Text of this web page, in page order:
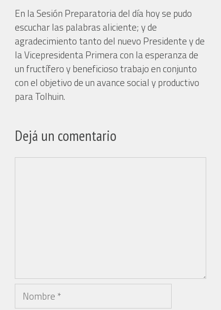
En la Sesión Preparatoria del día hoy se pudo
escuchar las palabras aliciente; y de
agradecimiento tanto del nuevo Presidente y de
la Vicepresidenta Primera con la esperanza de
un fructífero y beneficioso trabajo en conjunto
con el objetivo de un avance social y productivo
para Tolhuin.
Dejá un comentario